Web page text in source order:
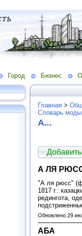
Город Бизнес
Главная >
Словарь
А...
А ЛЯ
"А ля рюсс"
1817 г.:
редингота,
Обновлено 29
АБА